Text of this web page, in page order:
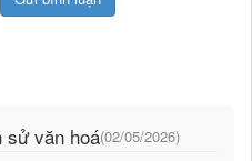
sử văn hoá(02/05/2026)